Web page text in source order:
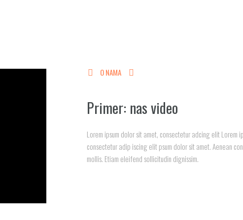
O NAMA
Primer: nas video
Lorem ipsum dolor sit amet, consectetur adcing elit Lorem
consectetur adip iscing elit psum dolor sit amet. Aenean
mollis. Etiam eleifend sollicitudin dignissim.